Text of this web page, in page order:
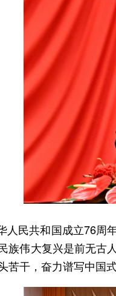
人民共和国成立76周
族伟大复兴是前无古
苦干，奋力谱写中国